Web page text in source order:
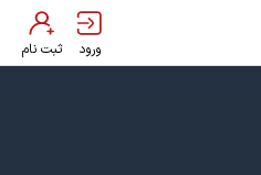
ورود ثبت نام